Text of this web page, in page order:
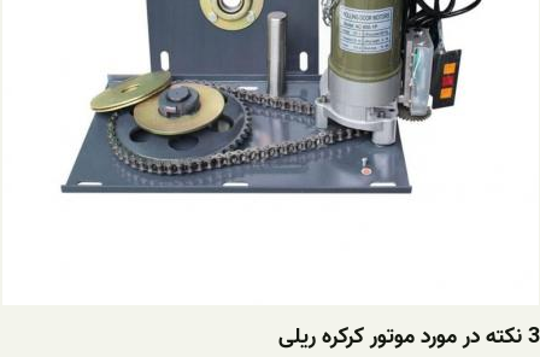
3 نکته در مورد موتور کرکره ریلی